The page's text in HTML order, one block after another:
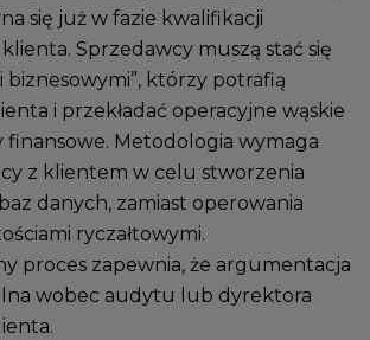
się już w fazie kwalifikacji
Sprzedawcy muszą stać się
biznesowymi”, którzy potrafią
i przekładać operacyjne wąskie
finansowe. Metodologia wymaga
z klientem w celu stworzenia
danych, zamiast operowania
ryczałtowymi.
proces zapewnia, że argumentacja
wobec audytu lub dyrektora